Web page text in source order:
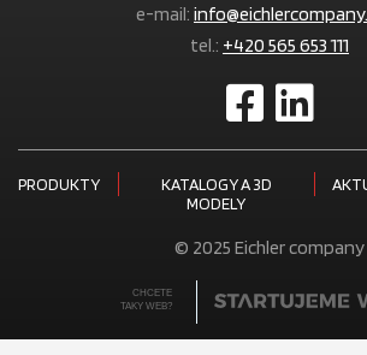
© 2025 Eichler company
e-mail:
tel.: +420 565 653 111
PRODUKTY
KATALOGY A 3D
MODELY
CHCETE
TAKY WEB?